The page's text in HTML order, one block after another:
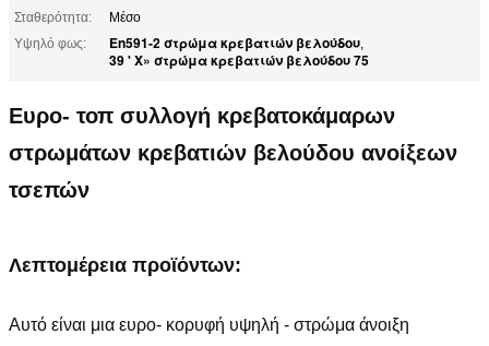
Σταθερότητα:
Μέσο
Υψηλό φως:
En591-2 στρώμα κρεβατιών βελούδου,
39 ' Χ» στρώμα κρεβατιών βελούδου 75
Ευρο- τοπ συλλογή κρεβατοκάμαρων
στρωμάτων κρεβατιών βελούδου ανοίξεων
τσεπών
Λεπτομέρεια προϊόντων:
Αυτό είναι μια ευρο- κορυφή υψηλή - στρώμα άνοιξη